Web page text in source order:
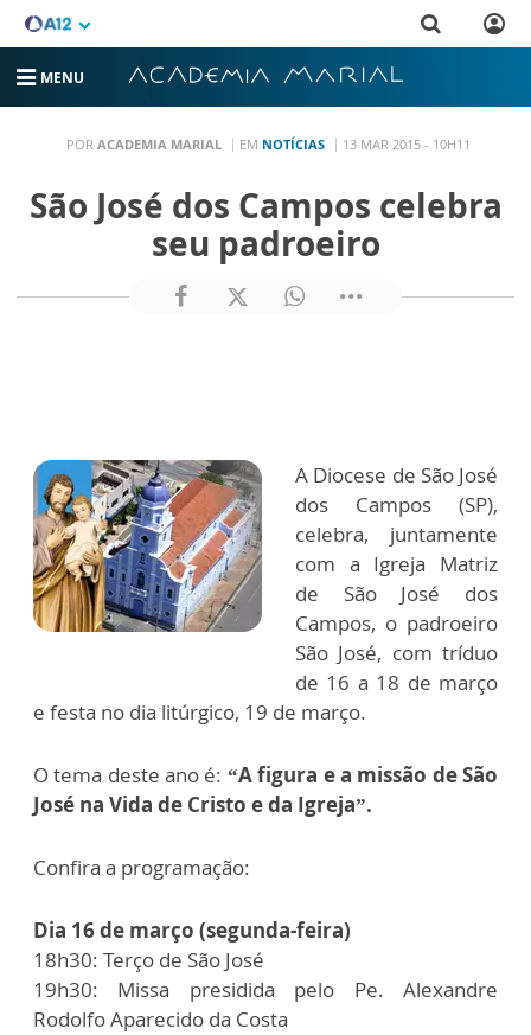
MENU
POR ACADEMIA MARIAL EM NOTÍCIAS 13 MAR 2015 - 10H11
São José dos Campos celebra
seu padroeiro
A Diocese de São José
dos Campos (SP),
celebra, juntamente
com a Igreja Matriz
de São José dos
Campos, o padroeiro
São José, com tríduo
de 16 a 18 de março
e festa no dia litúrgico, 19 de março.
O tema deste ano é: “A figura e a missão de São
José na Vida de Cristo e da Igreja”.
Confira a programação:
Dia 16 de março (segunda-feira)
18h30: Terço de São José
19h30: Missa presidida pelo Pe. Alexandre
Rodolfo Aparecido da Costa